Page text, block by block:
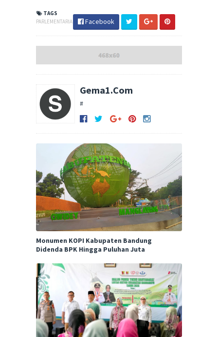
TAGS
PARLEMENTARIA
Facebook
Gema1.Com
#
Monumen KOPI Kabupaten Bandung
Didenda BPK Hingga Puluhan Juta